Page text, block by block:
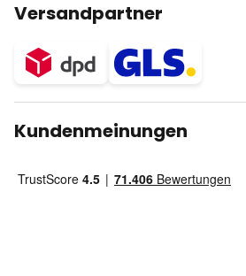
Versandpartner
Kundenmeinungen